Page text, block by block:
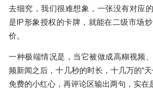
去细究，我们很难想象，一张没有对应
是IP形象授权的卡牌，就能在二级市场
价。
一种极端情况是，当它被做成高糊视频
频新闻之后，十几秒的时长，十几万的“
免费的小红心，再评论区输出两句，实在